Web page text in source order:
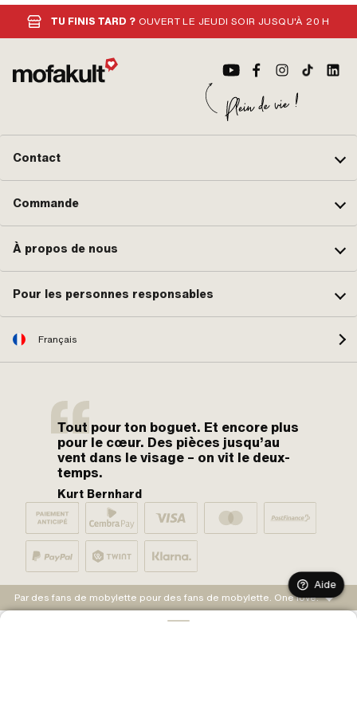
090 000
Largeur: 7 mm · Ø extérieur: 33 mm
TU FINIS TARD ? OUVERT LE JEUDI SOIR JUSQU'À 20 H
Contact
Commande
À propos de nous
Pour les personnes responsables
Français
Tout pour ton boguet. Et encore plus
pour le cœur. Des pièces jusqu’au
vent dans le visage – on vit le deux-
temps.
Kurt Bernhard
Par des fans de mobylette pour des fans de mobylette. One love.
Aide